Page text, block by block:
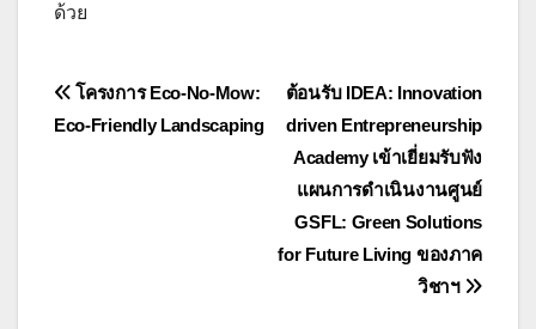
ด้วย
แนะแนว
ต้อนรับ​ IDEA: Innovation
driven Entrepreneurship​
Academy​ เข้าเยี่ยมรับฟัง
แผนการดำเนินงานศูนย์​
GSFL: Green​ Solutions​
for​ Future​ Living ของภาค
วิชาฯ
โครงการ Eco-No-Mow:
Eco-Friendly Landscaping